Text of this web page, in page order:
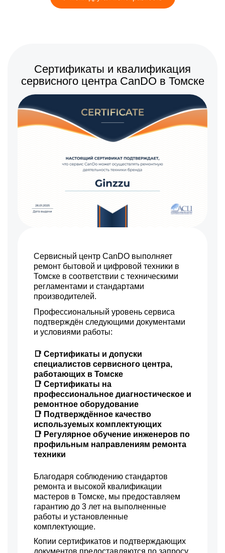
Сертификаты и квалификация
сервисного центра CanDO в Томске
Сервисный центр CanDO выполняет
ремонт бытовой и цифровой техники в
Томске в соответствии с техническими
регламентами и стандартами
производителей.
Профессиональный уровень сервиса
подтверждён следующими документами
и условиями работы:
📑 Сертификаты и допуски
специалистов сервисного центра,
работающих в Томске
📑 Сертификаты на
профессиональное диагностическое и
ремонтное оборудование
📑 Подтверждённое качество
используемых комплектующих
📑 Регулярное обучение инженеров по
профильным направлениям ремонта
техники
Благодаря соблюдению стандартов
ремонта и высокой квалификации
мастеров в Томске, мы предоставляем
гарантию до 3 лет на выполненные
работы и установленные
комплектующие.
Копии сертификатов и подтверждающих